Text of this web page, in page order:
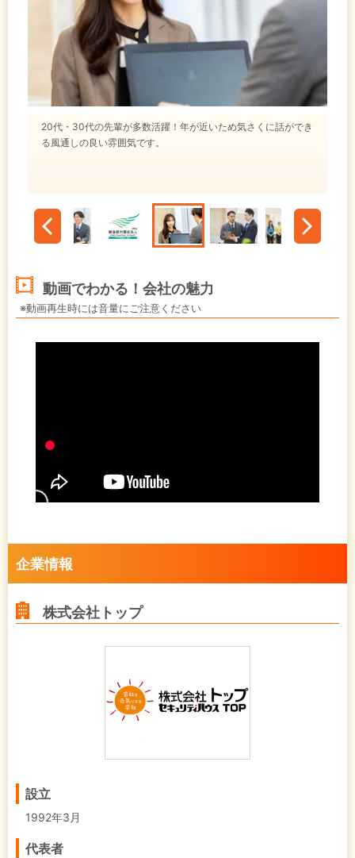
20代・30代の先輩が多数活躍！年が近いため気さくに話ができ
る風通しの良い雰囲気です。
動画でわかる！会社の魅力
※動画再生時には音量にご注意ください
企業情報
株式会社トップ
設立
1992年3月
代表者